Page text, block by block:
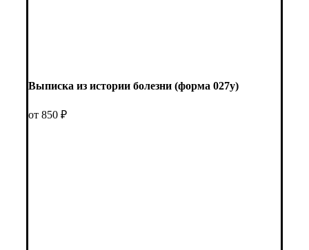
Выписка из истории болезни (форма 027у)
от 850 ₽